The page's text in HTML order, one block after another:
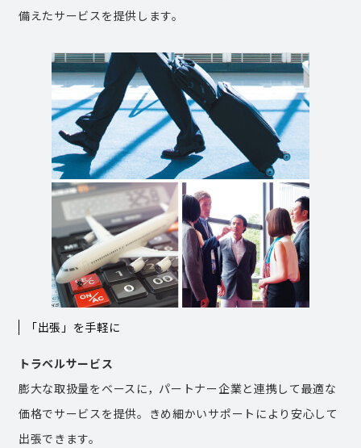
備えたサービスを提供します。
「出張」を手軽に
トラベルサービス
膨大な取扱量をベースに，パートナー企業と連携して最適な
価格でサービスを提供。きめ細かいサポートにより安心して
出張できます。